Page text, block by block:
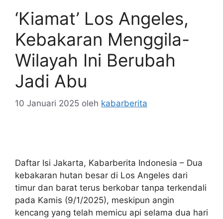
‘Kiamat’ Los Angeles,
Kebakaran Menggila-
Wilayah Ini Berubah
Jadi Abu
10 Januari 2025 oleh kabarberita
Daftar Isi Jakarta, Kabarberita Indonesia – Dua
kebakaran hutan besar di Los Angeles dari
timur dan barat terus berkobar tanpa terkendali
pada Kamis (9/1/2025), meskipun angin
kencang yang telah memicu api selama dua hari